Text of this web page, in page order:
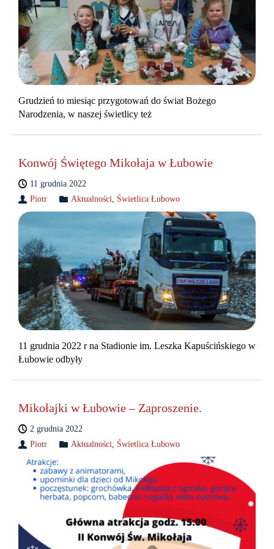
Grudzień to miesiąc przygotowań do świat Bożego
Narodzenia, w naszej świetlicy też
Konwój Świętego Mikołaja w Łubowie
11 grudnia 2022
Piotr
Aktualności Świetlica Łubowo
11 grudnia 2022 r na Stadionie im. Leszka Kapuścińskiego w
Łubowie odbyły
Mikołajki w Łubowie – Zaproszenie.
2 grudnia 2022
Piotr
Aktualności Świetlica Łubowo